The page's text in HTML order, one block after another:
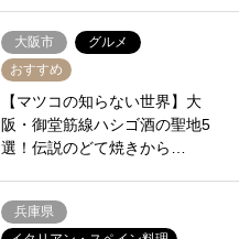
大阪市
グルメ
おすすめ
【マツコの知らない世界】大
阪・御堂筋線ハシゴ酒の聖地5
選！伝説のどて焼きから…
兵庫県